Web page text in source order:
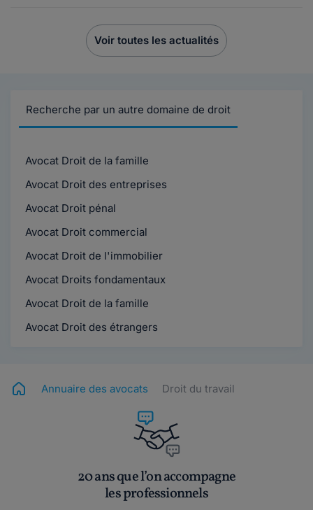
Voir toutes les actualités
Recherche par un autre domaine de droit
Avocat Droit de la famille
Avocat Droit des entreprises
Avocat Droit pénal
Avocat Droit commercial
Avocat Droit de l'immobilier
Avocat Droits fondamentaux
Avocat Droit de la famille
Avocat Droit des étrangers
Annuaire des avocats Droit du travail
20 ans que l’on accompagne
les professionnels